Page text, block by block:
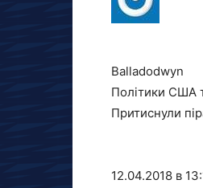
Balladodwyn
Політики США
Притиснули
12.04.2018 в